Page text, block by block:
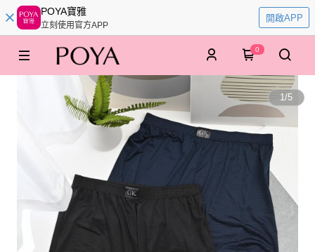
POYA寶雅
立刻使用官方APP
開啟APP
0
1/5